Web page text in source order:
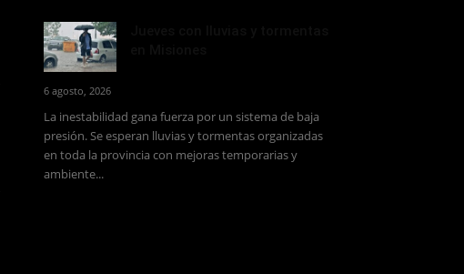
6 agosto, 2026
La inestabilidad gana fuerza por un sistema de baja
presión. Se esperan lluvias y tormentas organizadas
en toda la provincia con mejoras temporarias y
ambiente...